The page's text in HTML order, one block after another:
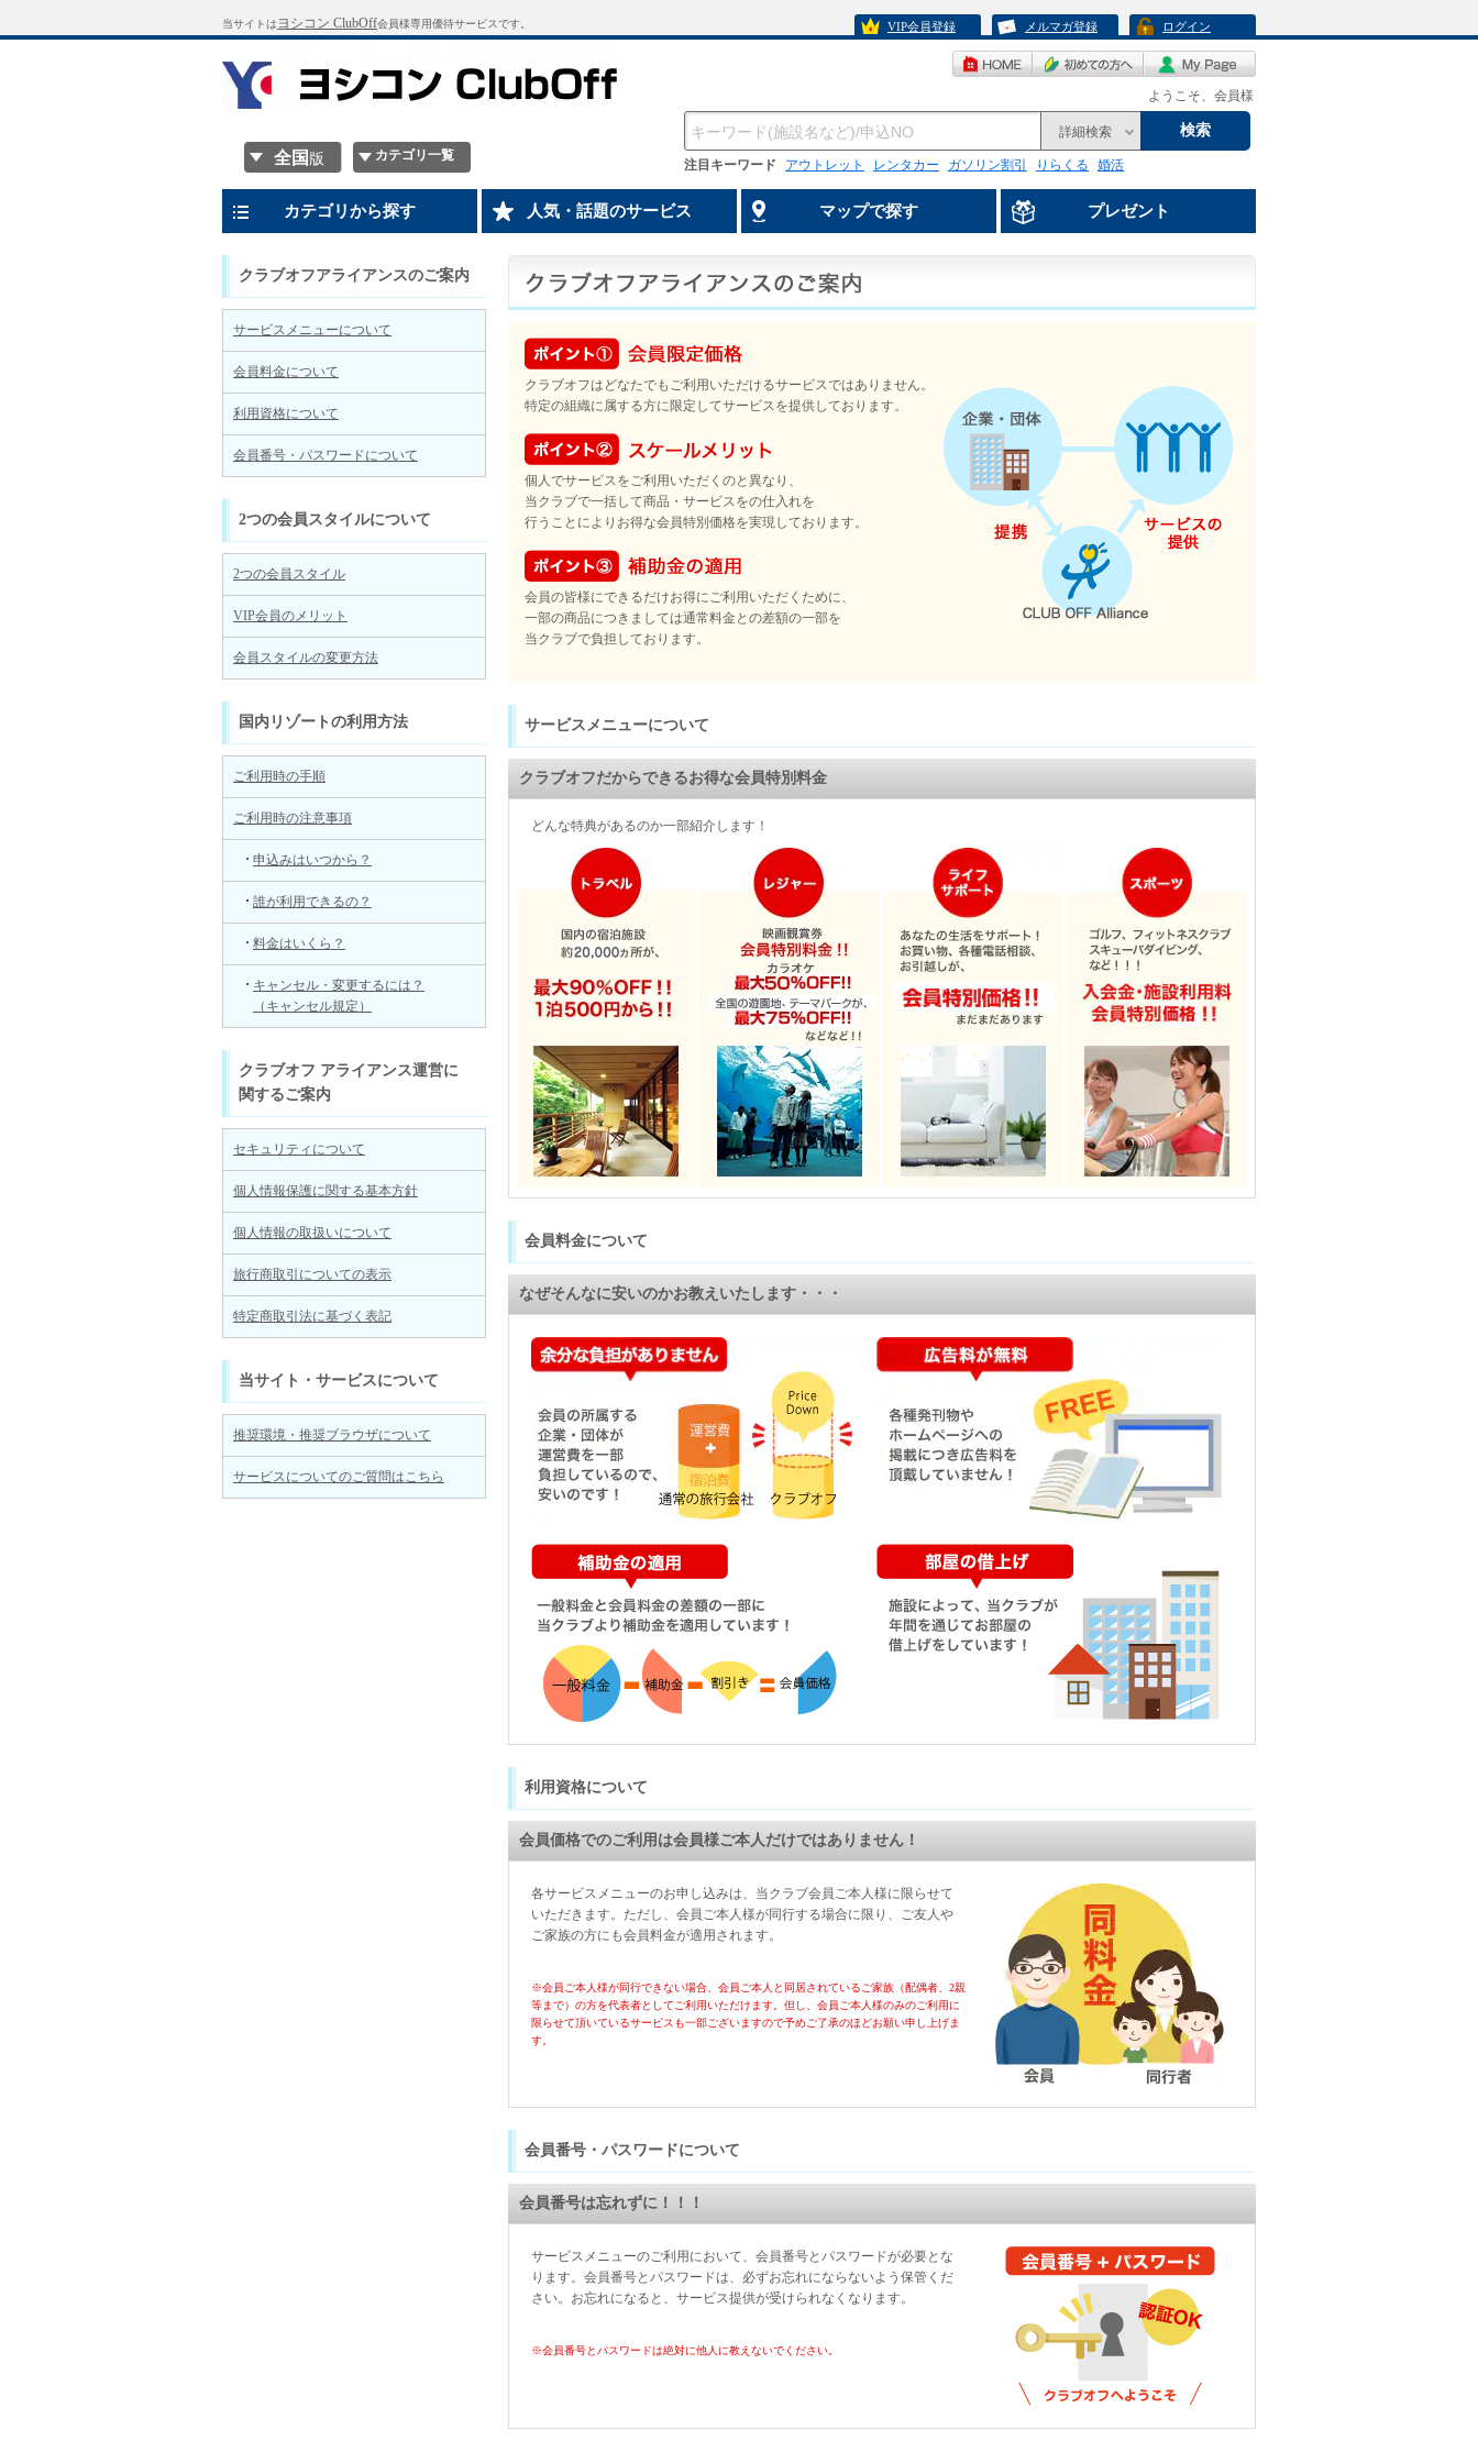
当サイトは ヨシコン ClubOff会員様専用優待サービスです。 VIP会員登録 メルマガ登録 ログイン
ようこそ、会員様
全国 版 カテゴリ一覧
詳細検索 検索
注目キーワード アウトレット レンタカー ガソリン割引 りらくる 婚活
カテゴリから探す 人気・話題のサービス マップで探す プレゼント
クラブオフはどなたでもご利用いただけるサービスではありません。
特定の組織に属する方に限定してサービスを提供しております。
個人でサービスをご利用いただくのと異なり、
当クラブで一括して商品・サービスをの仕入れを
行うことによりお得な会員特別価格を実現しております。
会員の皆様にできるだけお得にご利用いただくために、
一部の商品につきましては通常料金との差額の一部を
当クラブで負担しております。
サービスメニューについて
クラブオフだからできるお得な会員特別料金
どんな特典があるのか一部紹介します！
会員料金について
なぜそんなに安いのかお教えいたします・・・
利用資格について
会員価格でのご利用は会員様ご本人だけではありません！
各サービスメニューのお申し込みは、当クラブ会員ご本人様に限らせて
いただきます。ただし、会員ご本人様が同行する場合に限り、ご友人や
ご家族の方にも会員料金が適用されます。
※会員ご本人様が同行できない場合、会員ご本人と同居されているご家族（配偶者、2親
等まで）の方を代表者としてご利用いただけます。但し、会員ご本人様のみのご利用に
限らせて頂いているサービスも一部ございますので予めご了承のほどお願い申し上げま
す。
会員番号・パスワードについて
会員番号は忘れずに！！！
サービスメニューのご利用において、会員番号とパスワードが必要とな
ります。会員番号とパスワードは、必ずお忘れにならないよう保管くだ
さい。お忘れになると、サービス提供が受けられなくなります。
※会員番号とパスワードは絶対に他人に教えないでください。
クラブオフアライアンスのご案内
サービスメニューについて
会員料金について
利用資格について
会員番号・パスワードについて
2つの会員スタイルについて
2つの会員スタイル
VIP会員のメリット
会員スタイルの変更方法
国内リゾートの利用方法
ご利用時の手順
ご利用時の注意事項
申込みはいつから？
誰が利用できるの？
料金はいくら？
キャンセル・変更するには？
（キャンセル規定）
クラブオフ アライアンス運営に
関するご案内
セキュリティについて
個人情報保護に関する基本方針
個人情報の取扱いについて
旅行商取引についての表示
特定商取引法に基づく表記
当サイト・サービスについて
推奨環境・推奨ブラウザについて
サービスについてのご質問はこちら